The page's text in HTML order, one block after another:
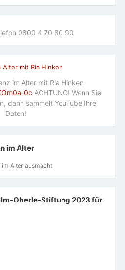
0800 4 70 80 90
im Alter mit Ria Hinken
0c ACHTUNG! Wenn Sie
dann sammelt YouTube Ihre
Daten!
im Alter
im Alter ausmacht
Oberle-Stiftung 2023 für